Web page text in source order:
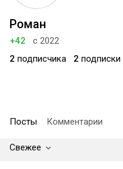
Роман
+42
с 2022
2 подписчика 2 подписки
Посты Комментарии
Свежее